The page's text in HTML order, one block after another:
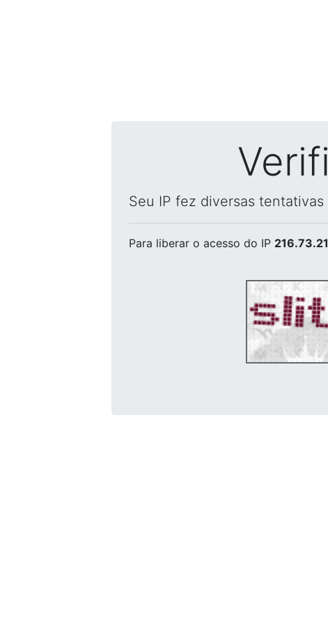
Seu IP fez diversas
Para liberar o acesso do IP